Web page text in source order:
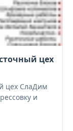
цех
цех СлаДим
и